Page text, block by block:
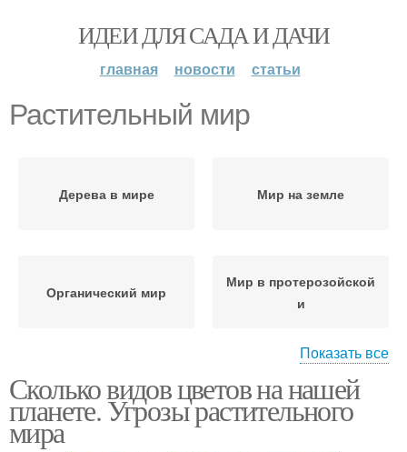
ИДЕИ ДЛЯ САДА И ДАЧИ
главная новости статьи
Растительный мир
Дерева в мире Мир на земле
Органический мир
Мир в протерозойской
и
Мир на суше
Показать все
Сколько видов цветов на нашей
планете. Угрозы растительного
мира